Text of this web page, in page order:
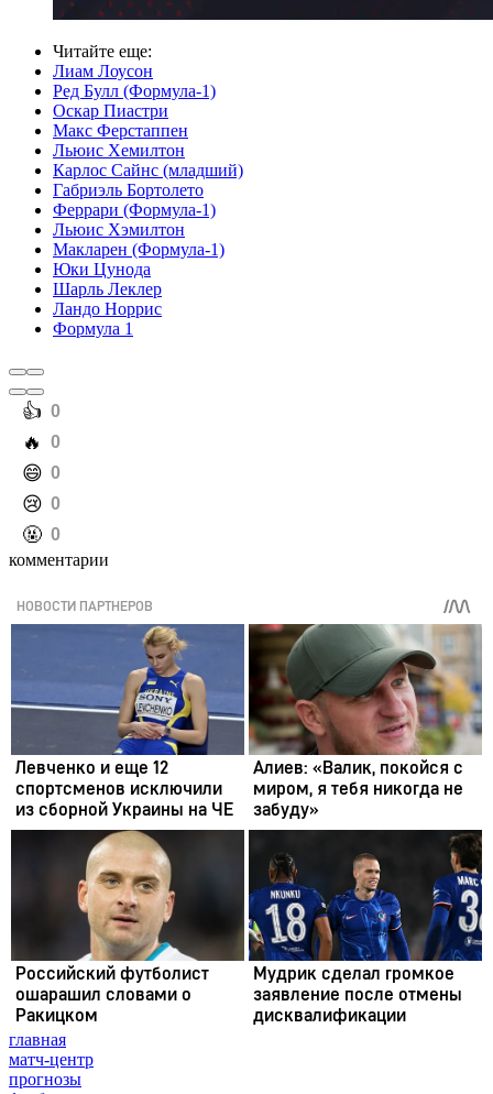
Читайте еще:
Лиам Лоусон
Ред Булл (Формула-1)
Оскар Пиастри
Макс Ферстаппен
Льюис Хемилтон
Карлос Сайнс (младший)
Габриэль Бортолето
Феррари (Формула-1)
Льюис Хэмилтон
Макларен (Формула-1)
Юки Цунода
Шарль Леклер
Ландо Норрис
Формула 1
️👍 0
️🔥 0
️😄 0
️😢 0
️🤬 0
комментарии
главная
матч-центр
прогнозы